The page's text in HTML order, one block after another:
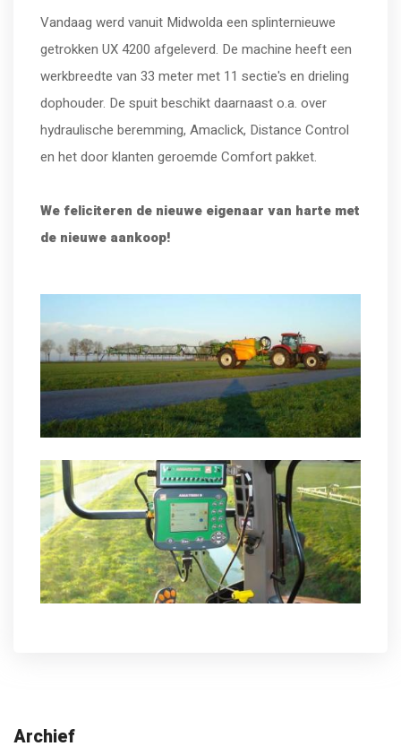
Vandaag werd vanuit Midwolda een splinternieuwe
getrokken UX 4200 afgeleverd. De machine heeft een
werkbreedte van 33 meter met 11 sectie's en drieling
dophouder. De spuit beschikt daarnaast o.a. over
hydraulische beremming, Amaclick, Distance Control
en het door klanten geroemde Comfort pakket.
We feliciteren de nieuwe eigenaar van harte met
de nieuwe aankoop!
Archief